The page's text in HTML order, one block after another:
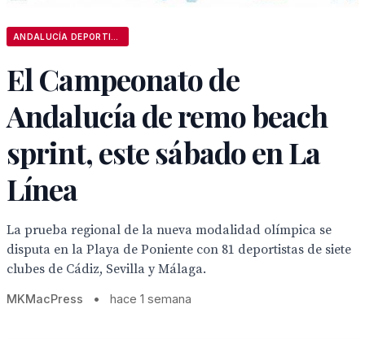
El Campeonato de
Andalucía de remo beach
sprint, este sábado en La
Línea
La prueba regional de la nueva modalidad olímpica se
disputa en la Playa de Poniente con 81 deportistas de siete
clubes de Cádiz, Sevilla y Málaga.
MKMacPress • hace 1 semana